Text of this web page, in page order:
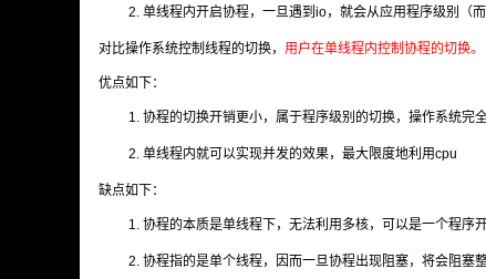
单线程内开启协程，一旦遇到io，就会从应用程序级别（
对比操作系统控制线程的切换， 用户在单线程内控制协程的切换。
优点如下：
协程的切换开销更小，属于程序级别的切换，操作系统完
单线程内就可以实现并发的效果，最大限度地利用cpu
缺点如下：
协程的本质是单线程下，无法利用多核，可以是一个程序
协程指的是单个线程，因而一旦协程出现阻塞，将会阻塞